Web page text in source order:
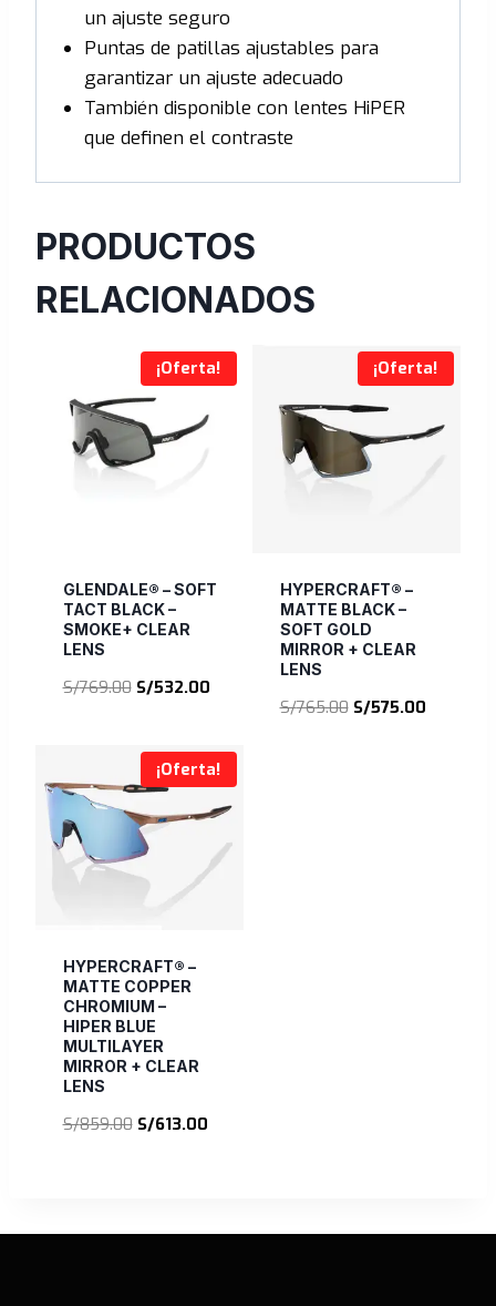
un ajuste seguro
Puntas de patillas ajustables para
garantizar un ajuste adecuado
También disponible con lentes HiPER
que definen el contraste
PRODUCTOS
RELACIONADOS
¡Oferta!
GLENDALE® – SOFT
TACT BLACK –
SMOKE+ CLEAR
LENS
S/769.00 El
era:
S/769.00.
S/532.00El
es:
S/532.00.
¡Oferta!
HYPERCRAFT® –
MATTE BLACK –
SOFT GOLD
MIRROR + CLEAR
LENS
S/765.00 El
S/575.00El
¡Oferta!
HYPERCRAFT® –
MATTE COPPER
CHROMIUM –
HIPER BLUE
MULTILAYER
MIRROR + CLEAR
LENS
S/859.00 El
S/613.00El